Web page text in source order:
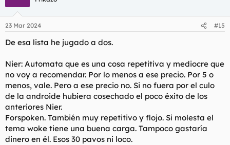
23 Mar 2024 #15
De esa lista he jugado a dos.
Nier: Automata que es una cosa repetitiva y mediocre que
no voy a recomendar. Por lo menos a ese precio. Por 5 o
menos, vale. Pero a ese precio no. Si no fuera por el culo
de la androide hubiera cosechado el poco éxito de los
anteriores Nier.
Forspoken. También muy repetitivo y flojo. Si molesta el
tema woke tiene una buena carga. Tampoco gastaría
dinero en él. Esos 30 pavos ni loco.